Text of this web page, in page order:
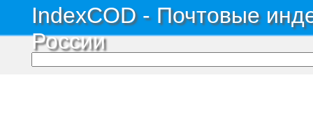
IndexCOD - Почтовые
России